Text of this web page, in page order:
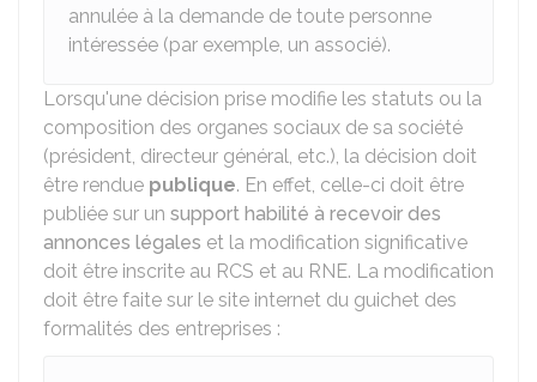
annulée à la demande de toute personne
intéressée (par exemple, un associé).
Lorsqu'une décision prise modifie les statuts ou la
composition des organes sociaux de sa société
(président, directeur général, etc.), la décision doit
être rendue publique. En effet, celle-ci doit être
publiée sur un support habilité à recevoir des
annonces légales et la modification significative
doit être inscrite au RCS et au RNE. La modification
doit être faite sur le site internet du guichet des
formalités des entreprises :